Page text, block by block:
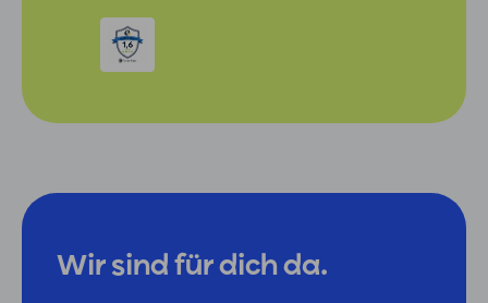
Wir sind für dich da.